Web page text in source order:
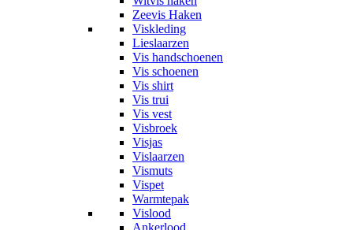
Zeevis Haken
Viskleding
Lieslaarzen
Vis handschoenen
Vis schoenen
Vis shirt
Vis trui
Vis vest
Visbroek
Visjas
Vislaarzen
Vismuts
Vispet
Warmtepak
Vislood
Ankerlood